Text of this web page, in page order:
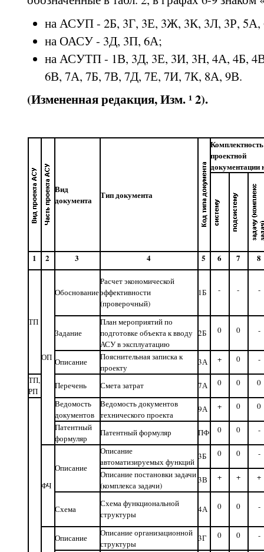
на АСУП - 2Б, 3Г, 3Е, 3Ж, 3К, 3Л, 3Р, 5А,
на ОАСУ - 3Д, 3П, 6А;
на АСУТП - 1В, 3Д, 3Е, 3И, 3Н, 4А, 4Б,
6В, 7А, 7Б, 7В, 7Д, 7Е, 7И, 7К, 8А, 9В.
(Измененная редакция, Изм. ¹ 2).
Вид
документа
Тип документа
Комплектность
проектной
документации
1 2 3 4 5 6 7 8
ТП
ОП
Обоснование
Расчет экономической
эффективности
(проверочный)
1Б - - -
Задание
План мероприятий по
подготовке объекта к вводу
АСУ в эксплуатацию
2Б 0 0 -
Описание
Пояснительная записка к
проекту
3А + 0
-
ТП,
РП
Перечень Смета затрат 7А 0 0 0
Ведомость
документов
Ведомость документов
технического проекта
9А + 0
0
Патентный
формуляр
Патентный формуляр ПФ 0 0 -
ФЧ
Описание
Описание
автоматизируемых функций
3Б 0 0
-
Описание постановки задачи
(комплекса задачи)
3В + + +
Схема
Схема функциональной
структуры
4А 0 0 -
Описание
Описание организационной
структуры
3Г 0 0 -